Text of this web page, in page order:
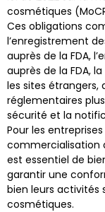
cosmétiques
Ces obligations
l’enregistrement
auprès de la FDA,
auprès de la FDA,
les sites étrangers,
réglementaires
sécurité et la
Pour les
commercialisation
est essentiel de
garantir une
bien leurs activités
cosmétiques.